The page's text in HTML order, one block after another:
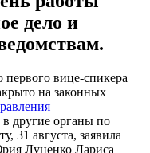
дело и
вице-спикера
на законных
другие органы по
31 августа, заявила
Луценко Лариса